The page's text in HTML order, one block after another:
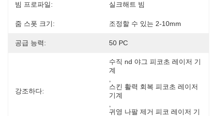
빔 프로파일: 실크해트 빔
줌 스폿 크기: 조정할 수 있는 2-10mm
공급 능력: 50 PC
강조하다:
수직 nd 야그 피코초 레이저 기
계
스킨 활력 회복 피코초 레이저
기계
귀영 나팔 제거 피코 레이저 기